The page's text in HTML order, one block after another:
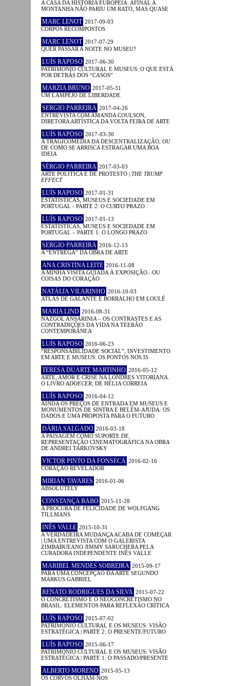
A CASA DA HISTÓRIA EUROPEIA: AFINAL A
MONTANHA NÃO PARIU UM RATO, MAS QUASE
MARC LENOT 2017-09-03
CORPOS RECOMPOSTOS
MARC LENOT 2017-07-29
QUER PASSAR A NOITE NO MUSEU?
LUÍS RAPOSO 2017-06-30
PATRIMÓNIO CULTURAL E MUSEUS: O QUE ESTÁ
POR DETRÁS DOS “CASOS”
MARZIA BRUNO 2017-05-31
UM LAMPEJO DE LIBERDADE
SERGIO PARREIRA 2017-04-26
ENTREVISTA COM AMANDA COULSON,
DIRETORA ARTÍSTICA DA VOLTA FEIRA DE ARTE
LUÍS RAPOSO 2017-03-30
A TRAGICOMÉDIA DA DESCENTRALIZAÇÃO, OU
DE COMO SE ARRISCA ESTRAGAR UMA BOA
IDEIA
SÉRGIO PARREIRA 2017-03-03
ARTE POLÍTICA E DE PROTESTO | THE TRUMP
EFFECT
LUÍS RAPOSO 2017-01-31
ESTATÍSTICAS, MUSEUS E SOCIEDADE EM
PORTUGAL - PARTE 2: O CURTO PRAZO
LUÍS RAPOSO 2017-01-13
ESTATÍSTICAS, MUSEUS E SOCIEDADE EM
PORTUGAL – PARTE 1: O LONGO PRAZO
SERGIO PARREIRA 2016-12-13
A “ENTREGA” DA OBRA DE ARTE
ANA CRISTINA LEITE 2016-11-08
A MINHA VISITA GUIADA À EXPOSIÇÃO...OU
COISAS DO CORAÇÃO
NATÁLIA VILARINHO 2016-10-03
ATLAS DE GALANTE E BORRALHO EM LOULÉ
MARIA LIND 2016-08-31
NAZGOL ANSARINIA – OS CONTRASTES E AS
CONTRADIÇÕES DA VIDA NA TEERÃO
CONTEMPORÂNEA
LUÍS RAPOSO 2016-06-23
“RESPONSABILIDADE SOCIAL”, INVESTIMENTO
EM ARTE E MUSEUS: OS PONTOS NOS IS
TERESA DUARTE MARTINHO 2016-05-12
ARTE, AMOR E CRISE NA LONDRES VITORIANA.
O LIVRO ADOECER , DE HÉLIA CORREIA
LUÍS RAPOSO 2016-04-12
AINDA OS PREÇOS DE ENTRADA EM MUSEUS E
MONUMENTOS DE SINTRA E BELÉM-AJUDA: OS
DADOS E UMA PROPOSTA PARA O FUTURO
DÁRIA SALGADO 2016-03-18
A PAISAGEM COMO SUPORTE DE
REPRESENTAÇÃO CINEMATOGRÁFICA NA OBRA
DE ANDREI TARKOVSKY
VICTOR PINTO DA FONSECA 2016-02-16
CORAÇÃO REVELADOR
MIRIAN TAVARES 2016-01-06
ABSOLUTELY
CONSTANÇA BABO 2015-11-28
A PROCURA DE FELICIDADE DE WOLFGANG
TILLMANS
INÊS VALLE 2015-10-31
A VERDADEIRA MUDANÇA ACABA DE COMEÇAR
| UMA ENTREVISTA COM O GALERISTA
ZIMBABUEANO JIMMY SARUCHERA PELA
CURADORA INDEPENDENTE INÊS VALLE
MARIBEL MENDES SOBREIRA 2015-09-17
PARA UMA CONCEPÇÃO DA ARTE SEGUNDO
MARKUS GABRIEL
RENATO RODRIGUES DA SILVA 2015-07-22
O CONCRETISMO E O NEOCONCRETISMO NO
BRASIL: ELEMENTOS PARA REFLEXÃO CRÍTICA
LUÍS RAPOSO 2015-07-02
PATRIMÓNIO CULTURAL E OS MUSEUS: VISÃO
ESTRATÉGICA | PARTE 2: O PRESENTE/FUTURO
LUÍS RAPOSO 2015-06-17
PATRIMÓNIO CULTURAL E OS MUSEUS: VISÃO
ESTRATÉGICA | PARTE 1: O PASSADO/PRESENTE
ALBERTO MORENO 2015-05-13
OS CORVOS OLHAM-NOS